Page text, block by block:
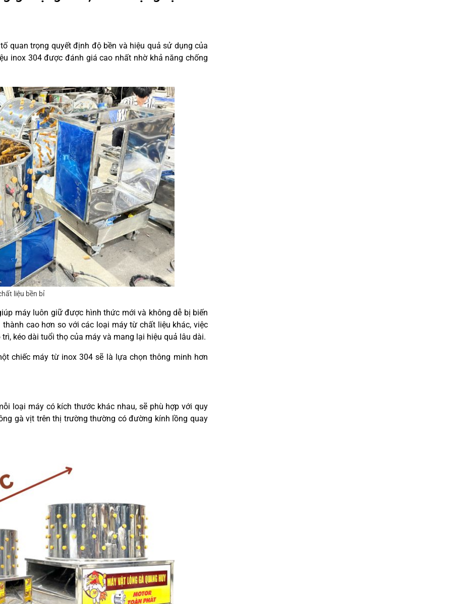
quan trọng quyết định độ bền và hiệu quả sử dụng của
inox 304 được đánh giá cao nhất nhờ khả năng chống
liệu bền bỉ
máy luôn giữ được hình thức mới và không dễ bị biến
cao hơn so với các loại máy từ chất liệu khác, việc
kéo dài tuổi thọ của máy và mang lại hiệu quả lâu dài.
chiếc máy từ inox 304 sẽ là lựa chọn thông minh hơn
loại máy có kích thước khác nhau, sẽ phù hợp với quy
gà vịt trên thị trường thường có đường kính lồng quay